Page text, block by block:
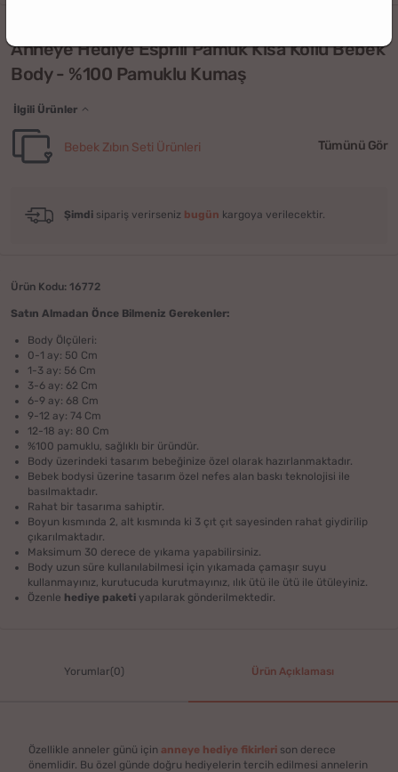
Anneye Hediye Esprili Pamuk Kısa Kollu Bebek
Body - %100 Pamuklu Kumaş
İlgili Ürünler
Bebek Zıbın Seti Ürünleri Tümünü Gör
Şimdi sipariş verirseniz bugün kargoya verilecektir.
Ürün Kodu: 16772
Satın Almadan Önce Bilmeniz Gerekenler:
Body Ölçüleri:
​0-1 ay: 50 Cm
1-3 ay: 56 Cm
3-6 ay: 62 Cm
6-9 ay: 68 Cm
9-12 ay: 74 Cm
12-18 ay: 80 Cm
%100 pamuklu, sağlıklı bir üründür.
Body üzerindeki tasarım bebeğinize özel olarak hazırlanmaktadır.
Bebek bodysi üzerine tasarım özel nefes alan baskı teknolojisi ile
basılmaktadır.
Rahat bir tasarıma sahiptir.
Boyun kısmında 2, alt kısmında ki 3 çıt çıt sayesinden rahat giydirilip
çıkarılmaktadır.
Maksimum 30 derece de yıkama yapabilirsiniz.
Body uzun süre kullanılabilmesi için yıkamada çamaşır suyu
kullanmayınız, kurutucuda kurutmayınız, ılık ütü ile ütü ile ütüleyiniz.
Özenle hediye paketi yapılarak gönderilmektedir.
Yorumlar(0) Ürün Açıklaması
Özellikle anneler günü için anneye hediye fikirleri son derece
önemlidir. Bu özel günde doğru hediyelerin tercih edilmesi annelerin